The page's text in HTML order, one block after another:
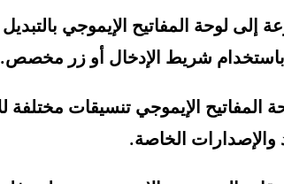
لوحة المفاتيح الإيموجي بالتبديل
باستخدام شريط الإدخال أو زر مخصص.
المفاتيح الإيموجي تنسيقات مختلفة
والإصدارات الخاصة.